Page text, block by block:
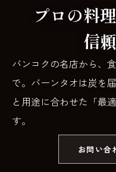
プロの料
信
バンコクの名店から、
で。 バーンタオは炭を
と用途に合わせた「最
す。
お問い合